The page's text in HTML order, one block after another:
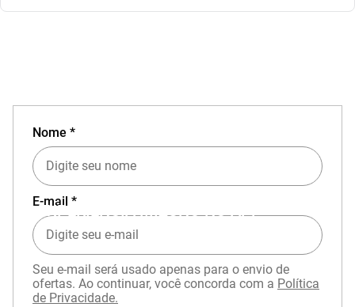
EXPERIÊNCIA MIZUNO NO APP
Nome *
E-mail *
Seu e-mail será usado apenas para o envio de
ofertas. Ao continuar, você concorda com a Política
de Privacidade.